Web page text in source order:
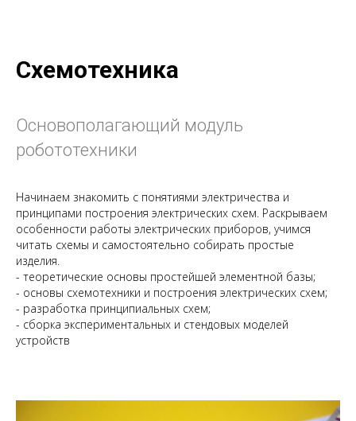
Схемотехника
Основополагающий модуль
робототехники
Начинаем знакомить с понятиями электричества и
принципами построения электрических схем. Раскрываем
особенности работы электрических приборов, учимся
читать схемы и самостоятельно собирать простые
изделия.
- теоретические основы простейшей элементной базы;
- основы схемотехники и построения электрических схем;
- разработка принципиальных схем;
- сборка экспериментальных и стендовых моделей
устройств